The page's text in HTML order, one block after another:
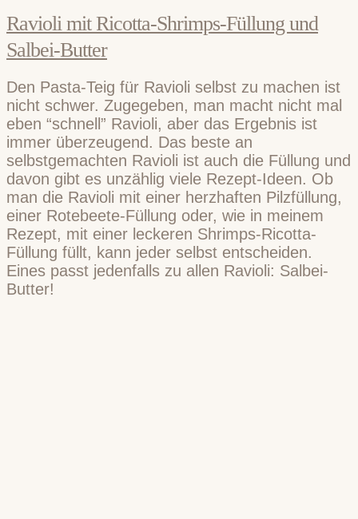
Ravioli mit Ricotta-Shrimps-Füllung und
Salbei-Butter
Den Pasta-Teig für Ravioli selbst zu machen ist
nicht schwer. Zugegeben, man macht nicht mal
eben “schnell” Ravioli, aber das Ergebnis ist
immer überzeugend. Das beste an
selbstgemachten Ravioli ist auch die Füllung und
davon gibt es unzählig viele Rezept-Ideen. Ob
man die Ravioli mit einer herzhaften Pilzfüllung,
einer Rotebeete-Füllung oder, wie in meinem
Rezept, mit einer leckeren Shrimps-Ricotta-
Füllung füllt, kann jeder selbst entscheiden.
Eines passt jedenfalls zu allen Ravioli: Salbei-
Butter!